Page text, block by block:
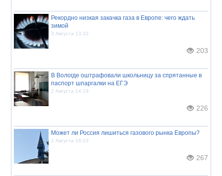
Рекордно низкая закачка газа в Европе: чего ждать
зимой
3 Августа 13:32
203
В Вологде оштрафовали школьницу за спрятанные в
паспорт шпаргалки на ЕГЭ
2 Августа 14:19
226
Может ли Россия лишиться газового рынка Европы?
1 Августа 16:23
267